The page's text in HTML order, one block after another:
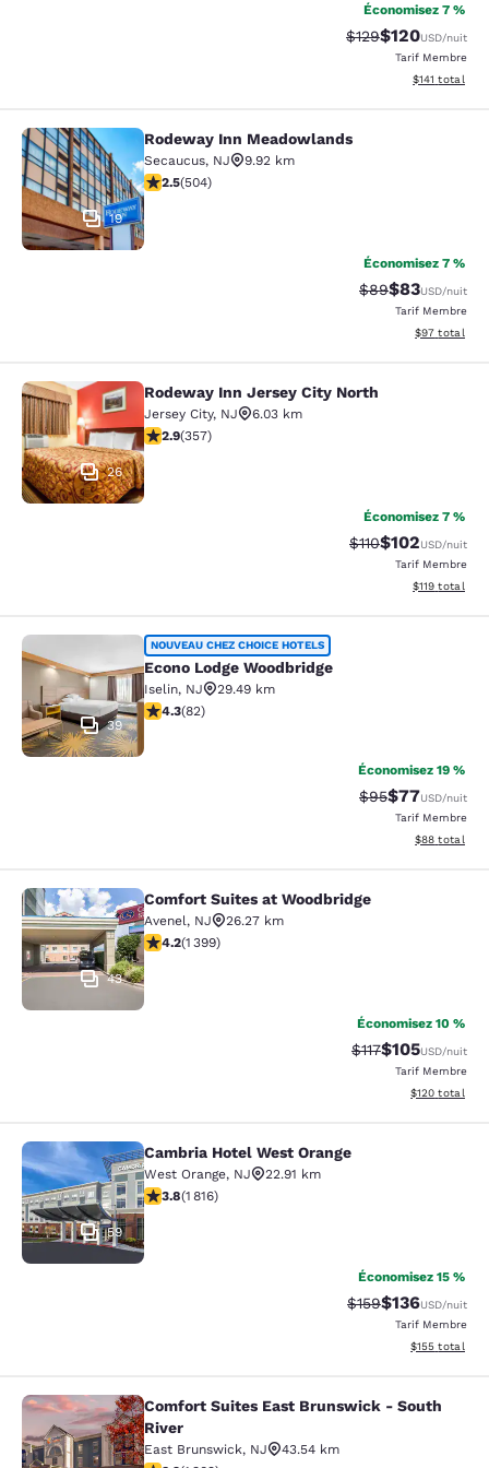
Économisez 7 %
Tarif barré :
$129Tarif réduit :
$120USD/nuit
Tarif Membre
Afficher les
$141 total
Rodeway Inn Meadowlands
19
Rodeway Inn Meadowlands
Secaucus, NJ
9.92 km
2.55 étoiles. Moyen. 504 commentaires
2.5(504)
Économisez 7 %
Tarif barré :
$89Tarif réduit :
$83USD/nuit
Tarif Membre
Afficher les
$97 total
Rodeway Inn Jersey City North
26
Rodeway Inn Jersey City North
Jersey City, NJ
6.03 km
2.87 étoiles. Moyen. 357 commentaires
2.9(357)
Économisez 7 %
Tarif barré :
$110Tarif réduit :
$102USD/nuit
Tarif Membre
Afficher les
$119 total
Econo Lodge Woodbridge
39
NOUVEAU CHEZ CHOICE HOTELS
Econo Lodge Woodbridge
Iselin, NJ
29.49 km
4.34 étoiles. Excellent. 82 commentaires
4.3(82)
Économisez 19 %
Tarif barré :
$95Tarif réduit :
$77USD/nuit
Tarif Membre
Afficher les
$88 total
Comfort Suites at Woodbridge
43
Comfort Suites at Woodbridge
Avenel, NJ
26.27 km
4.18 étoiles. Très Bien. 1399 commentaires
4.2(1 399)
Économisez 10 %
Tarif barré :
$117Tarif réduit :
$105USD/nuit
Tarif Membre
Afficher les
$120 total
Cambria Hotel West Orange
59
Cambria Hotel West Orange
West Orange, NJ
22.91 km
3.84 étoiles. Bien. 1816 commentaires
3.8(1 816)
Économisez 15 %
Tarif barré :
$159Tarif réduit :
$136USD/nuit
Tarif Membre
Afficher les
$155 total
Comfort Suites East Brunswick -
Comfort Suites East Brunswick - South
River
East Brunswick, NJ
43.54 km